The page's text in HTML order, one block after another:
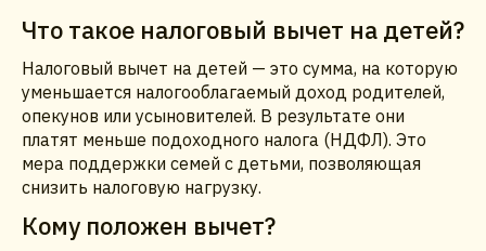
Что такое налоговый вычет на детей?
Налоговый вычет на детей — это сумма, на которую
уменьшается налогооблагаемый доход родителей,
опекунов или усыновителей. В результате они
платят меньше подоходного налога (НДФЛ). Это
мера поддержки семей с детьми, позволяющая
снизить налоговую нагрузку.
Кому положен вычет?